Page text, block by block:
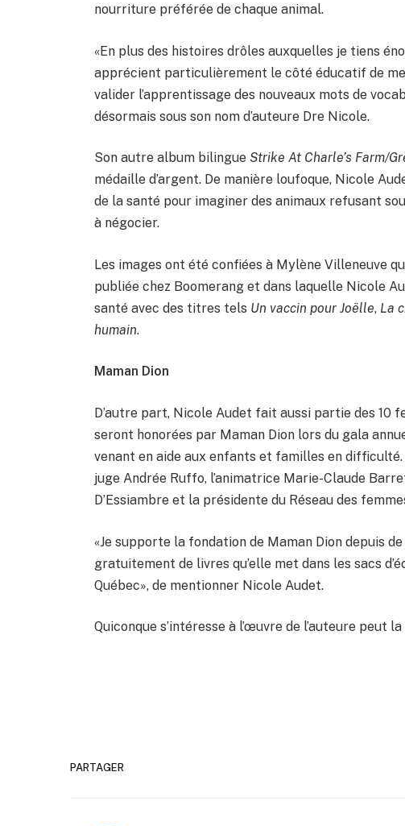
nourriture préférée de chaque animal.
«En plus des histoires drôles auxquelles je tiens
apprécient particulièrement le côté éducatif de
valider l’apprentissage des nouveaux mots de
désormais sous son nom d’auteure Dre Nicole.
Son autre album bilingue Strike At Charle’s Farm/
médaille d’argent. De manière loufoque, Nicole
de la santé pour imaginer des animaux refusant
à négocier.
Les images ont été confiées à Mylène Villeneuve
publiée chez Boomerang et dans laquelle Nicole
santé avec des titres tels Un vaccin pour Joëlle, La
humain.
Maman Dion
D’autre part, Nicole Audet fait aussi partie des 10
seront honorées par Maman Dion lors du gala
venant en aide aux enfants et familles en
juge Andrée Ruffo, l’animatrice Marie-Claude
D’Essiambre et la présidente du Réseau des
«Je supporte la fondation de Maman Dion depuis
gratuitement de livres qu’elle met dans les sacs
Québec», de mentionner Nicole Audet.
Quiconque s’intéresse à l’œuvre de l’auteure peut
PARTAGER